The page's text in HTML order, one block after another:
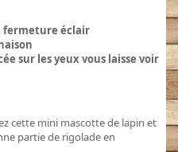
fermeture éclair
sur les yeux vous laisse voir
cette mini mascotte de lapin et
partie de rigolade en